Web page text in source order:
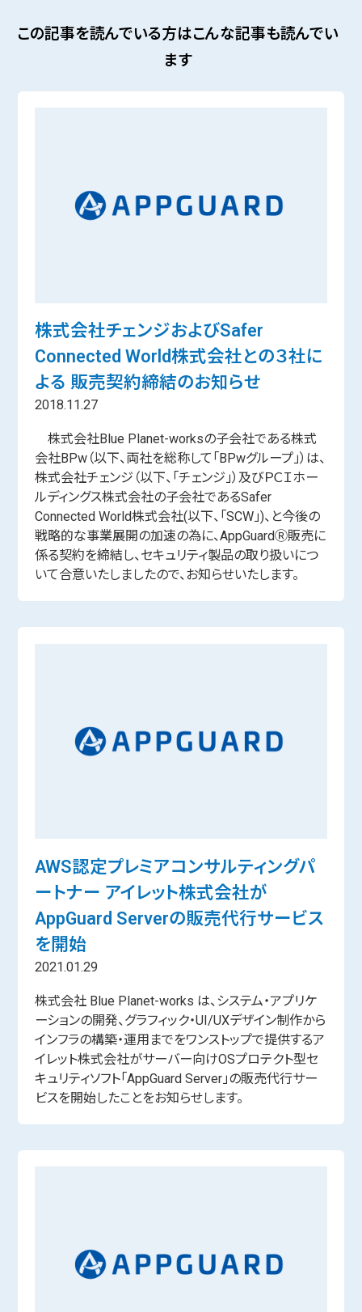
この記事を読んでいる方はこんな記事も読んでい
ます
株式会社チェンジおよびSafer
Connected World株式会社との３社に
よる 販売契約締結のお知らせ
2018.11.27
株式会社Blue Planet-worksの子会社である株式
会社BPw（以下、両社を総称して「BPwグループ」）は、
株式会社チェンジ（以下、「チェンジ」）及びＰＣＩホー
ルディングス株式会社の子会社であるSafer
Connected World株式会社(以下、「SCW」)、と今後の
戦略的な事業展開の加速の為に、AppGuardⓇ販売に
係る契約を締結し、セキュリティ製品の取り扱いにつ
いて合意いたしましたので、お知らせいたします。
AWS認定プレミアコンサルティングパ
ートナー アイレット株式会社が
AppGuard Serverの販売代行サービス
を開始
2021.01.29
株式会社 Blue Planet-works は、システム・アプリケ
ーションの開発、グラフィック・UI/UXデザイン制作から
インフラの構築・運用までをワンストップで提供するア
イレット株式会社がサーバー向けOSプロテクト型セ
キュリティソフト「AppGuard Server」の販売代行サー
ビスを開始したことをお知らせします。